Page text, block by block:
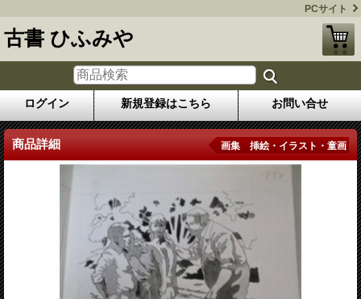
PCサイト
古書 ひふみや
ログイン 新規登録はこちら お問い合せ
商品詳細 画集 挿絵・イラスト・童画